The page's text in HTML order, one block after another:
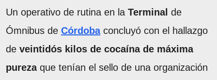
Un operativo de rutina en la Terminal de
Ómnibus de Córdobaconcluyó con el hallazgo
de veintidós kilos de cocaína de máxima
purezaque tenían el sello de una organización